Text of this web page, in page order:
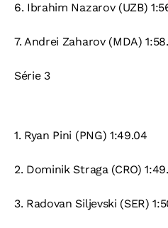
6. Ibrahim Nazarov (UZB)
7. Andrei Zaharov (MDA)
Série 3
1. Ryan Pini (PNG) 1:49.04
2. Dominik Straga (CRO)
3. Radovan Siljevski (SER)